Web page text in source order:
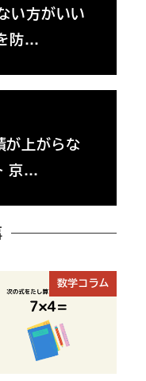
い方がいい
防…
が上がらな
京…
数学コラム